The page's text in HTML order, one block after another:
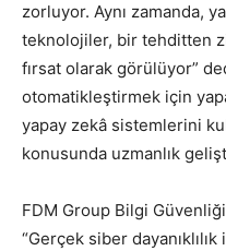
zorluyor. Aynı zamanda,
teknolojiler, bir tehditten
fırsat olarak görülüyor”
otomatikleştirmek için
yapay zekâ sistemlerini
konusunda uzmanlık
FDM Group Bilgi
“Gerçek siber